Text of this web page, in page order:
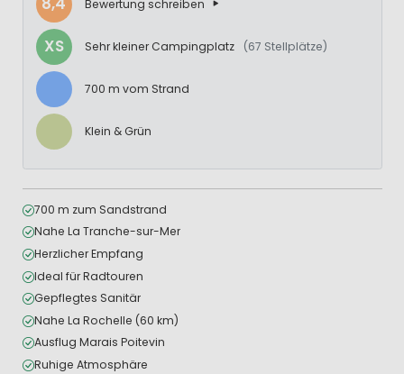
Bewertung schreiben
XS Sehr kleiner Campingplatz (67 Stellplätze)
700 m vom Strand
Klein & Grün
700 m zum Sandstrand
Nahe La Tranche-sur-Mer
Herzlicher Empfang
Ideal für Radtouren
Gepflegtes Sanitär
Nahe La Rochelle (60 km)
Ausflug Marais Poitevin
Ruhige Atmosphäre